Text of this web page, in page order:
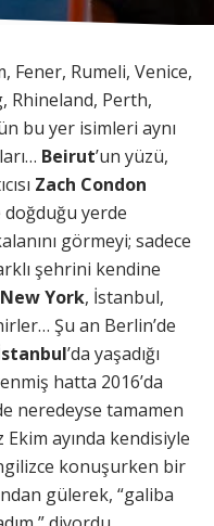
Fener, Rumeli, Venice,
Rhineland, Perth,
bu yer isimleri aynı
Beirut’un yüzü,
Zach Condon
doğduğu yerde
görmeyi; sadece
şehrini kendine
New York, İstanbul,
Şu an Berlin’de
’da yaşadığı
hatta 2016’da
neredeyse tamamen
ayında kendisiyle
konuşurken bir
gülerek, “galiba